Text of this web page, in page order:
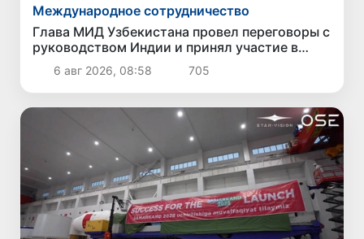
Международное сотрудничество
Глава МИД Узбекистана провел переговоры с
руководством Индии и принял участие в
Узбекско-индийском бизнес-форуме
6 авг 2026, 08:58 705